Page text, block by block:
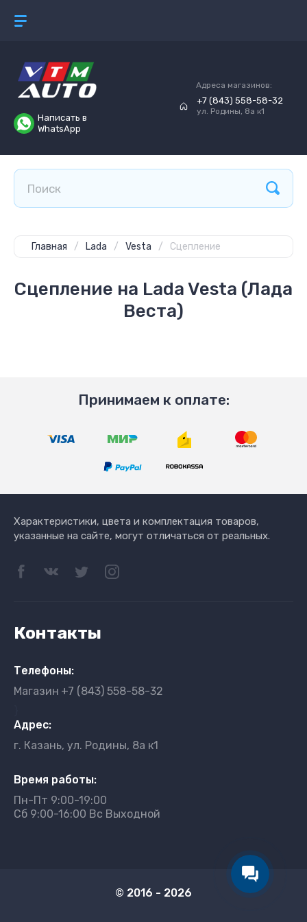
Написать в
WhatsApp
Адреса магазинов:
+7 (843) 558-58-32
ул. Родины, 8а к1
Главная / Lada / Vesta / Сцепление
Сцепление на Lada Vesta (Лада
Веста)
Принимаем к оплате:
Характеристики, цвета и комплектация товаров,
указанные на сайте, могут отличаться от реальных.
Контакты
Телефоны:
Магазин +7 (843) 558-58-32
Адрес:
г. Казань, ул. Родины, 8а к1
Время работы:
Пн-Пт 9:00-19:00
Сб 9:00-16:00 Вс Выходной
© 2016 - 2026